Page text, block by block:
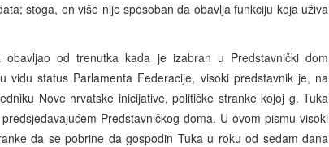
stoga, on više nije sposoban da obavlja funkciju koja uživa
od trenutka kada je izabran u Predstavnički dom
vidu status Parlamenta Federacije, visoki predstavnik je, na
Nove hrvatske inicijative, političke stranke kojoj g. Tuka
Predstavničkog doma. U ovom pismu visoki
da se pobrine da gospodin Tuka u roku od sedam dana